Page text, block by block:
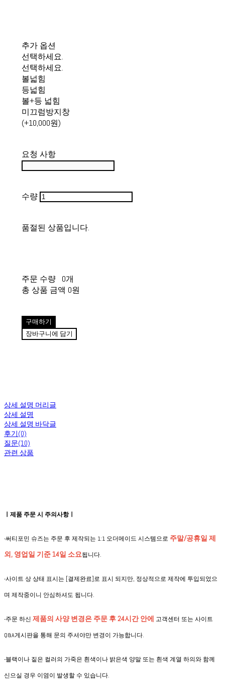
추가 옵션
선택하세요.
선택하세요.
볼넓힘
등넓힘
볼+등 넓힘
미끄럼방지창
(+10,000원)
요청 사항
수량
품절된 상품입니다.
주문 수량
0개
총 상품 금액 0원
구매하기
장바구니에 담기
상세 설명 머리글
상세 설명
상세 설명 바닥글
후기(0)
질문(10)
관련 상품
ㅣ제품 주문 시 주의사항ㅣ
-써티포민 슈즈는 주문 후 제작되는 1:1 오더메이드 시스템으로 주말/공휴일 제
외, 영업일 기준 14일 소요됩니다.
-사이트 상 상태 표시는 [결제완료]로 표시 되지만, 정상적으로 제작에 투입되었으
며 제작중이니 안심하셔도 됩니다.
-주문 하신 제품의 사양 변경은 주문 후 24시간 안에 고객센터 또는 사이트
Q&A게시판을 통해 문의 주셔야만 변경이 가능합니다.
-블랙이나 짙은 컬러의 가죽은 흰색이나 밝은색 양말 또는 흰색 계열 하의와 함께
신으실 경우 이염이 발생할 수 있습니다.